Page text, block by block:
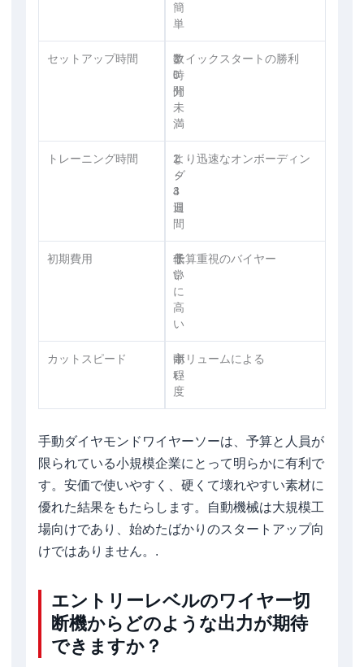
簡
単
セットアップ時間
3
0
分
未
満
数
時
間
クイックスタートの勝利
トレーニング時間
1
～
3
日
2
～
4
週
間
より迅速なオンボーディン
グ
初期費用
低
い
非
常
に
高
い
予算重視のバイヤー
カットスピード
中
程
度
高
い
ボリュームによる
手動ダイヤモンドワイヤーソーは、予算と人員が
限られている小規模企業にとって明らかに有利で
す。安価で使いやすく、硬くて壊れやすい素材に
優れた結果をもたらします。自動機械は大規模工
場向けであり、始めたばかりのスタートアップ向
けではありません。.
エントリーレベルのワイヤー切
断機からどのような出力が期待
できますか？